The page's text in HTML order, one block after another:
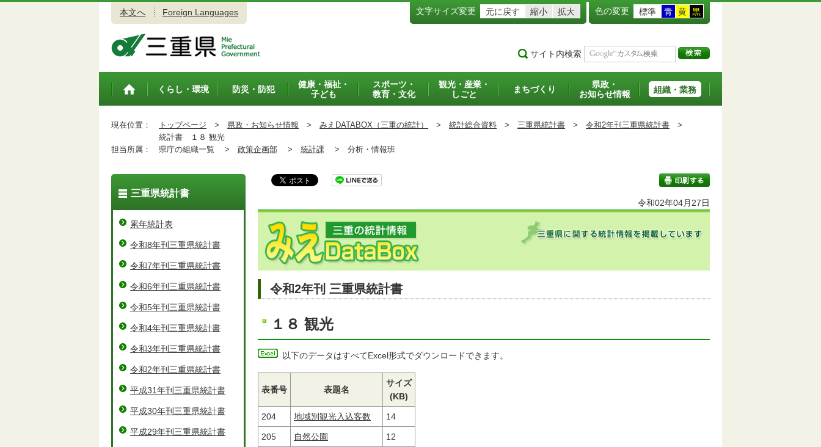
本文へ Foreign Languages 文字サイズ変更 元に戻す 縮小 拡大 色の変更 標準 青 黄 黒
サイト内検索
トップペ
くらし・環境 防災・防犯
健康・福祉・
子ども
スポーツ・
教育・文化
観光・産業・
しごと
まちづくり
県政・
お知らせ情報
組織・業務
現在位置： トップページ > 県政・お知らせ情報 > みえDATABOX（三重の統計） > 統計総合資料 > 三重県統計書 > 令和2年刊三重県統計書 >
統計書 １８ 観光
担当所属：
県庁の組織一覧 > 政策企画部 > 統計課 > 分析・情報班
印刷する
令和02年04月27日
令和2年刊 三重県統計書
１８ 観光
以下のデータはすべてExcel形式でダウンロードできます。
表番号 表題名
サイズ
(KB)
204 地域別観光入込客数 14
205 自然公園 12
三重県統計書
累年統計表
令和8年刊三重県統計書
令和7年刊三重県統計書
令和6年刊三重県統計書
令和5年刊三重県統計書
令和4年刊三重県統計書
令和3年刊三重県統計書
令和2年刊三重県統計書
平成31年刊三重県統計書
平成30年刊三重県統計書
平成29年刊三重県統計書